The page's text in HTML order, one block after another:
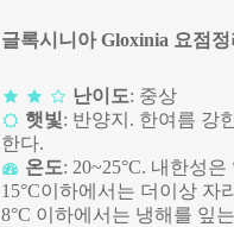
글록시니아 Gloxinia 요점정
난이도: 중상
햇빛: 반양지. 한여름 강
한다.
온도: 20~25°C. 내한성은
15°C이하에서는 더이상 자
8°C 이하에서는 냉해를 잎